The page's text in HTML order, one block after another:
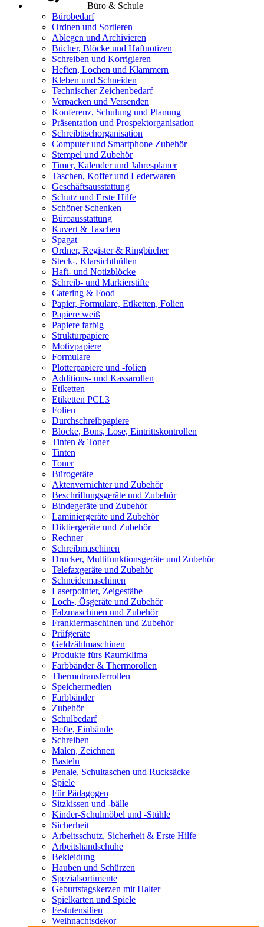
Büro & Schule
Bürobedarf
Ordnen und Sortieren
Ablegen und Archivieren
Bücher, Blöcke und Haftnotizen
Schreiben und Korrigieren
Heften, Lochen und Klammern
Kleben und Schneiden
Technischer Zeichenbedarf
Verpacken und Versenden
Konferenz, Schulung und Planung
Präsentation und Prospektorganisation
Schreibtischorganisation
Computer und Smartphone Zubehör
Stempel und Zubehör
Timer, Kalender und Jahresplaner
Taschen, Koffer und Lederwaren
Geschäftsausstattung
Schutz und Erste Hilfe
Schöner Schenken
Büroausstattung
Kuvert & Taschen
Spagat
Ordner, Register & Ringbücher
Steck-, Klarsichthüllen
Haft- und Notizblöcke
Schreib- und Markierstifte
Catering & Food
Papier, Formulare, Etiketten, Folien
Papiere weiß
Papiere farbig
Strukturpapiere
Motivpapiere
Formulare
Plotterpapiere und -folien
Additions- und Kassarollen
Etiketten
Etiketten PCL3
Folien
Durchschreibpapiere
Blöcke, Bons, Lose, Eintrittskontrollen
Tinten & Toner
Tinten
Toner
Bürogeräte
Aktenvernichter und Zubehör
Beschriftungsgeräte und Zubehör
Bindegeräte und Zubehör
Laminiergeräte und Zubehör
Diktiergeräte und Zubehör
Rechner
Schreibmaschinen
Drucker, Multifunktionsgeräte und Zubehör
Telefaxgeräte und Zubehör
Schneidemaschinen
Laserpointer, Zeigestäbe
Loch-, Ösgeräte und Zubehör
Falzmaschinen und Zubehör
Frankiermaschinen und Zubehör
Prüfgeräte
Geldzählmaschinen
Produkte fürs Raumklima
Farbbänder & Thermorollen
Thermotransferrollen
Speichermedien
Farbbänder
Zubehör
Schulbedarf
Hefte, Einbände
Schreiben
Malen, Zeichnen
Basteln
Penale, Schultaschen und Rucksäcke
Spiele
Für Pädagogen
Sitzkissen und -bälle
Kinder-Schulmöbel und -Stühle
Sicherheit
Arbeitsschutz, Sicherheit & Erste Hilfe
Arbeitshandschuhe
Bekleidung
Hauben und Schürzen
Spezialsortimente
Geburtstagskerzen mit Halter
Spielkarten und Spiele
Festutensilien
Weihnachtsdekor